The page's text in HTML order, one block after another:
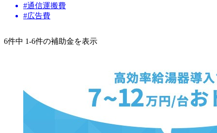
#通信運搬費
#広告費
6件中 1-6件の補助金を表示